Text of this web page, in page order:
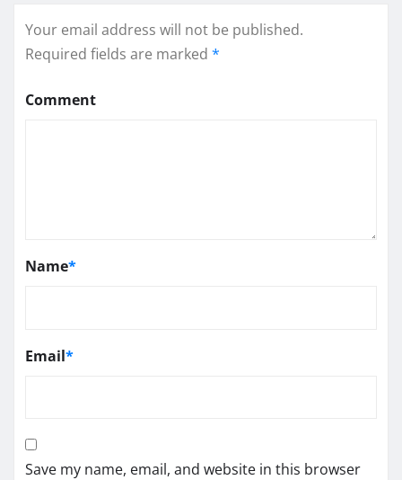
Your email address will not be published.
Required fields are marked *
Comment
Name*
Email*
Save my name, email, and website in this browser